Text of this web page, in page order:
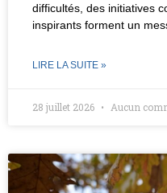
difficultés, des initiatives
inspirants forment un
LIRE LA SUITE »
28 juillet 2026 Aucun